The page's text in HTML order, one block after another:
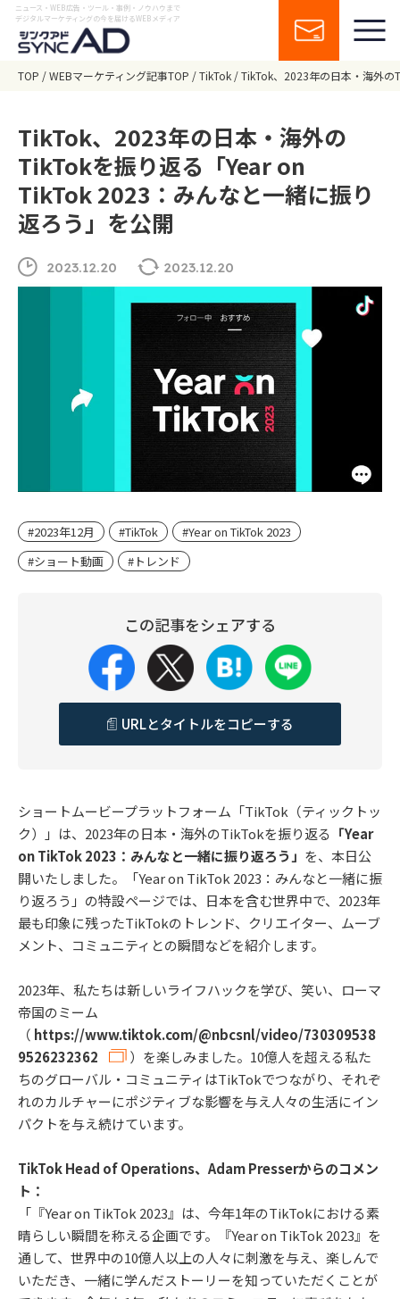
ニュース・WEB広告・ツール・事例・ノウハウまで
デジタルマーケティングの今を届けるWEBメディア
TOP WEBマーケティング記事TOP TikTok TikTok、2023年の日本・海外の
TikTok、2023年の日本・海外の
TikTokを振り返る「Year on
TikTok 2023：みんなと一緒に振り
返ろう」を公開
2023.12.20 2023.12.20
#2023年12月 #TikTok
#Year on TikTok 2023
#ショート動画
#トレンド
この記事をシェアする
URLとタイトルをコピーする
ショートムービープラットフォーム「TikTok（ティックトッ
ク）」は、2023年の日本・海外のTikTokを振り返る 「Year
on TikTok 2023：みんなと一緒に振り返ろう」 を、本日公
開いたしました。「Year on TikTok 2023：みんなと一緒に振
り返ろう」の特設ページでは、日本を含む世界中で、2023年
最も印象に残ったTikTokのトレンド、クリエイター、ムーブ
メント、コミュニティとの瞬間などを紹介します。
2023年、私たちは新しいライフハックを学び、笑い、ローマ
帝国のミーム
（ https://www.tiktok.com/@nbcsnl/video/730309538
9526232362
）を楽しみました。10億人を超える私た
ちのグローバル・コミュニティはTikTokでつながり、それぞ
れのカルチャーにポジティブな影響を与え人々の生活にイン
パクトを与え続けています。
TikTok Head of Operations、Adam Presserからのコメン
ト：
「『Year on TikTok 2023』は、今年1年のTikTokにおける素
晴らしい瞬間を称える企画です。『Year on TikTok 2023』を
通して、世界中の10億人以上の人々に刺激を与え、楽しんで
いただき、一緒に学んだストーリーを知っていただくことが